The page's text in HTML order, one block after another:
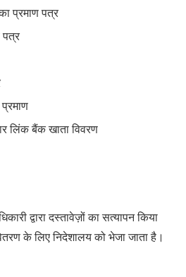
प्रमाण पत्र
पत्र
लिंक बैंक खाता विवरण
द्वारा दस्तावेज़ों का सत्यापन किया
के लिएनिदेशालयको भेजा जाता है।